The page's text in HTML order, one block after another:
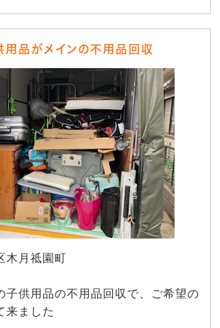
用品がメインの不用品回収
木月祗園町
子供用品の不用品回収で、ご希望の
来ました